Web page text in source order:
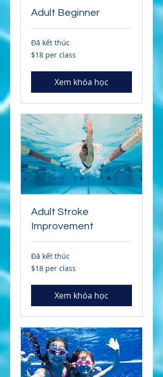
Adult Beginner
Đã kết thúc
$18
per
$18 per class
Xem khóa học
Adult Stroke
Improvement
Đã kết thúc
$18
per
$18 per class
Xem khóa học